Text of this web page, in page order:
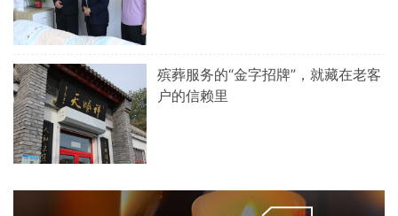
殡葬服务的“金字招牌”，就藏在老客
户的信赖里